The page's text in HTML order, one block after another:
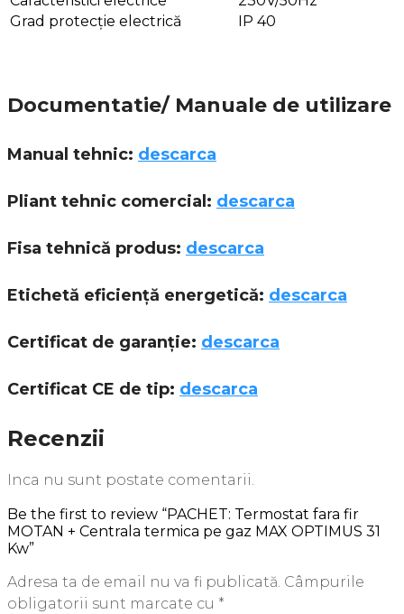
Grad protecție electrică
IP 40
Documentatie/ Manuale de utilizare
Manual tehnic: descarca
Pliant tehnic comercial: descarca
Fisa tehnică produs: descarca
Etichetă eficiență energetică: descarca
Certificat de garanție: descarca
Certificat CE de tip: descarca
Recenzii
Inca nu sunt postate comentarii.
Be the first to review “PACHET: Termostat fara fir
MOTAN + Centrala termica pe gaz MAX OPTIMUS 31
Kw”
Adresa ta de email nu va fi publicată. Câmpurile
obligatorii sunt marcate cu *